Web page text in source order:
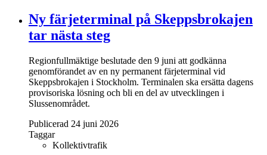
Ny färjeterminal på Skeppsbrokajen
tar nästa steg
Regionfullmäktige beslutade den 9 juni att godkänna
genomförandet av en ny permanent färjeterminal vid
Skeppsbrokajen i Stockholm. Terminalen ska ersätta dagens
provisoriska lösning och bli en del av utvecklingen i
Slussenområdet.
Publicerad 24 juni 2026
Taggar
Kollektivtrafik